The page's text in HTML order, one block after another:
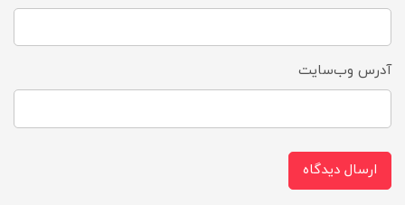
آدرس وب‌سایت
ارسال دیدگاه